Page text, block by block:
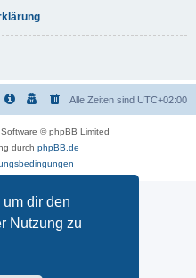
dir den
Nutzung zu
Alle Zeiten sind UTC+02:00
© phpBB Limited
durch phpBB.de